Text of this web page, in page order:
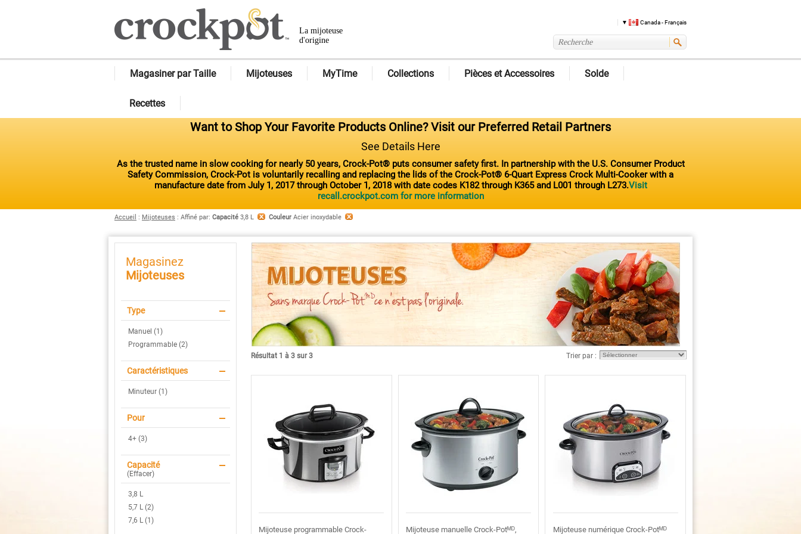
La mijoteuse
d'origine
Canada - Français
Magasiner par Taille Mijoteuses MyTime Collections Pièces et Accessoires Solde
Recettes
Want to Shop Your Favorite Products Online? Visit our Preferred Retail Partners
See Details Here
As the trusted name in slow cooking for nearly 50 years, Crock-Pot® puts consumer safety first. In partnership with the U.S. Consumer Product
Safety Commission, Crock-Pot is voluntarily recalling and replacing the lids of the Crock-Pot® 6-Quart Express Crock Multi-Cooker with a
manufacture date from July 1, 2017 through October 1, 2018 with date codes K182 through K365 and L001 through L273.Visit
recall.crockpot.com for more information
Accueil : Mijoteuses : Affiné par: Capacité 3,8 L Couleur Acier inoxydable
Magasinez
Mijoteuses
Type
Manuel (1)
Programmable (2)
Caractéristiques
Minuteur (1)
Pour
4+ (3)
Capacité
(Effacer)
3,8 L
5,7 L (2)
7,6 L (1)
Résultat 1 à 3 sur 3 Trier par :
Mijoteuse programmable Crock-
Mijoteuse manuelle Crock-Potᴹᴰ,
Mijoteuse numérique Crock-Potᴹᴰ